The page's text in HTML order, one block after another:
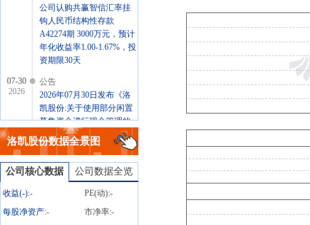
公司认购共赢智信汇率挂
钩人民币结构性存款
A42274期 3000万元，预计
年化收益率1.00-1.67%，投
资期限30天
07-30
2026
公告
2026年07月30日发布《洛
凯股份:关于使用部分闲置
募集资金进行现金管理的
进展公告》
07-15
2026
业绩预告
2026年07月15日预告，
2026年中报净利润2200万
元-3100万元，变动-61.5%
～-45.75%
洛凯股份数据全景图
公司核心数据 公司数据全览
收益(-):- PE(动):-
每股净资产:- 市净率:-